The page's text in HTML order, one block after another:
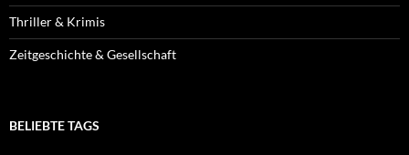
Thriller & Krimis
Zeitgeschichte & Gesellschaft
BELIEBTE TAGS